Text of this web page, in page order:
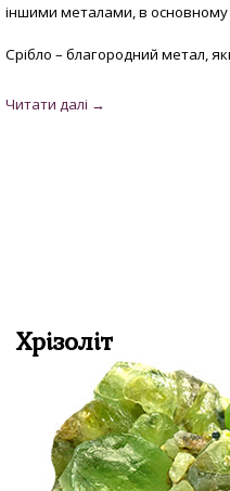
іншими металами, в основному
Срібло – благородний метал,
Хрізоліт